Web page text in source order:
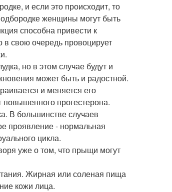
и если это происходит, то
женщины могут быть
способна привести к
в свою очередь провоцирует
но в этом случае будут и
может быть и радостной.
и меняется его
повышенного прогестерона.
В большинстве случаев
проявление - нормальная
цикла.
уже о том, что прыщи могут
Жирная или соленая пища
кожи лица.